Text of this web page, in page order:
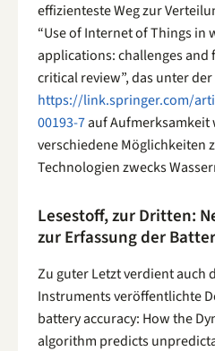
effizienteste Weg zur
“Use of Internet of Things in
applications: challenges
critical review”, das unter der
https://link.springer.com/
00193-7auf Aufmerksamkeit
verschiedene Möglichkeiten
Technologien zwecks
Lesestoff, zur Dritten:
zur Erfassung der
Zu guter Letzt verdient auch
Instruments veröffentlichte
battery accuracy: How the
algorithm predicts